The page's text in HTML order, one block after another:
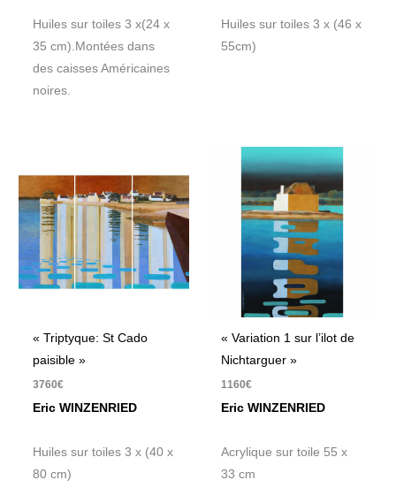
Huiles sur toiles 3 x(24 x
35 cm).Montées dans
des caisses Américaines
noires.
Huiles sur toiles 3 x (46 x
55cm)
« Triptyque: St Cado
paisible »
3760€
Eric WINZENRIED
Huiles sur toiles 3 x (40 x
80 cm)
« Variation 1 sur l’ilot de
Nichtarguer »
1160€
Eric WINZENRIED
Acrylique sur toile 55 x
33 cm